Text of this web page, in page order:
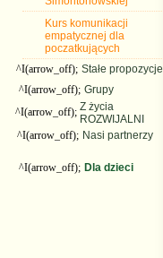
Kurs komunikacji
empatycznej dla
poczatkujących
^I(arrow_off); Stałe propozycje
^I(arrow_off); Grupy
^I(arrow_off); Z życia
ROZWIJALNI
^I(arrow_off); Nasi partnerzy
^I(arrow_off); Dla dzieci